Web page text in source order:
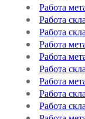
Работа
Работа
Работа
Работа
Работа
Работа
Работа
Работа
Работа